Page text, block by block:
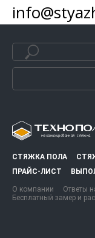
СТЯЖКА ПОЛА
ПРАЙС-ЛИСТ
О компании Ответы
Бесплатный замер и